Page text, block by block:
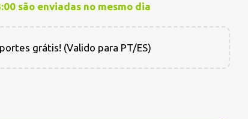
são enviadas no mesmo dia
grátis! (Valido para PT/ES)